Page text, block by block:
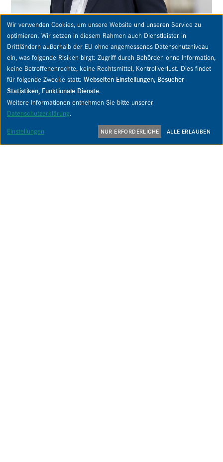
IMMO­BI­LI­EN­KAUF­FRAU
VERKAUF
Rebecca
T: 040 / 40 11 33 6–34
F: 040 / 40 11 33 6–29
M: 0173 / 631 45 69
Wir verwenden Cookies, um unsere Website und unseren Service zu
optimieren. Wir setzen in diesem Rahmen auch Dienstleister in
Drittländern außerhalb der EU ohne angemessenes Datenschutzniveau
ein, was folgende Risiken birgt: Zugriff durch Behörden ohne Information,
keine Betroffenenrechte, keine Rechtsmittel, Kontrollverlust. Dies findet
für folgende Zwecke statt: Webseiten-Einstellungen, Besucher-
Statistiken, Funktionale Dienste.
Weitere Informationen entnehmen Sie bitte unserer
Datenschutzerklärung.
Einstellungen NUR ERFORDERLICHE ALLE ERLAUBEN